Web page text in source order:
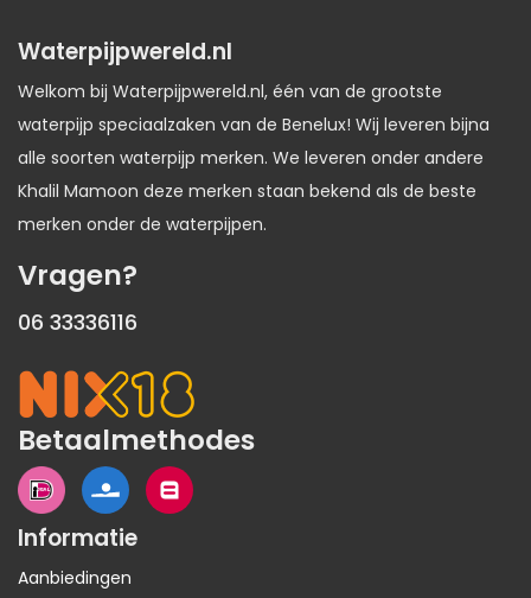
Waterpijpwereld.nl
Welkom bij Waterpijpwereld.nl, één van de grootste
waterpijp speciaalzaken van de Benelux! Wij leveren bijna
alle soorten waterpijp merken. We leveren onder andere
Khalil Mamoon deze merken staan bekend als de beste
merken onder de waterpijpen.
Vragen?
06 33336116
Betaalmethodes
Informatie
Aanbiedingen